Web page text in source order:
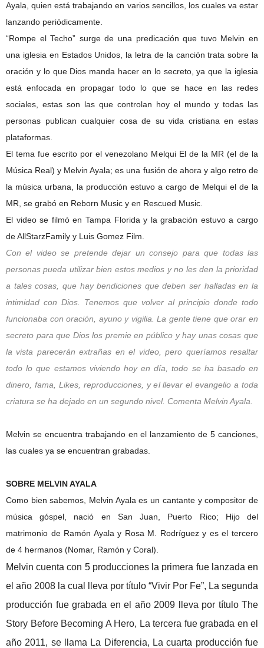
Ayala, quien está trabajando en varios sencillos, los cuales va estar
lanzando periódicamente.
“Rompe el Techo” surge de una predicación que tuvo Melvin en
una iglesia en Estados Unidos, la letra de la canción trata sobre la
oración y lo que Dios manda hacer en lo secreto, ya que la iglesia
está enfocada en propagar todo lo que se hace en las redes
sociales, estas son las que controlan hoy el mundo y todas las
personas publican cualquier cosa de su vida cristiana en estas
plataformas.
El tema fue escrito por el venezolano Melqui El de la MR (el de la
Música Real) y Melvin Ayala; es una fusión de ahora y algo retro de
la música urbana, la producción estuvo a cargo de Melqui el de la
MR, se grabó en Reborn Music y en Rescued Music.
El video se filmó en Tampa Florida y la grabación estuvo a cargo
de AllStarzFamily y Luis Gomez Film.
Con el video se pretende dejar un consejo para que todas las
personas pueda utilizar bien estos medios y no les den la prioridad
a tales cosas, que hay bendiciones que deben ser halladas en la
intimidad con Dios. Tenemos que volver al principio donde todo
funcionaba con oración, ayuno y vigilia. La gente tiene que orar en
secreto para que Dios los premie en público y hay unas cosas que
la vista parecerán extrañas en el video, pero queríamos resaltar
todo lo que estamos viviendo hoy en día, todo se ha basado en
dinero, fama, Likes, reproducciones, y el llevar el evangelio a toda
criatura se ha dejado en un segundo nivel. Comenta Melvin Ayala.
Melvin se encuentra trabajando en el lanzamiento de 5 canciones,
las cuales ya se encuentran grabadas.
SOBRE MELVIN AYALA
Como bien sabemos, Melvin Ayala es un cantante y compositor de
música góspel, nació en San Juan, Puerto Rico; Hijo del
matrimonio de Ramón Ayala y Rosa M. Rodríguez y es el tercero
de 4 hermanos (Nomar, Ramón y Coral).
Melvin cuenta con 5 producciones la primera fue lanzada en
el año 2008 la cual lleva por título “Vivir Por Fe”, La segunda
producción fue grabada en el año 2009 lleva por título The
Story Before Becoming A Hero, La tercera fue grabada en el
año 2011, se llama La Diferencia, La cuarta producción fue